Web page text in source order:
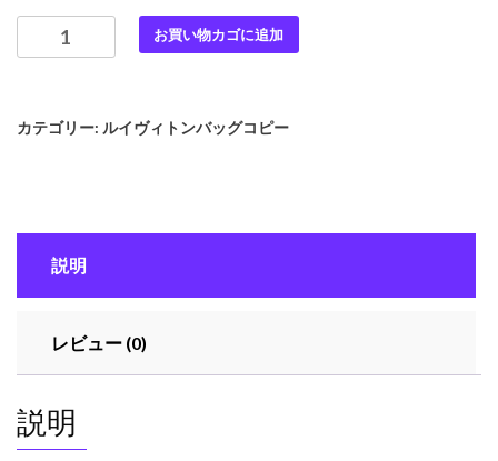
高
イ
ン
ー
コ
ー
ル
お買い物カゴに追加
カテゴリー: ルイヴィトンバッグコピー
説明
レビュー (0)
説明